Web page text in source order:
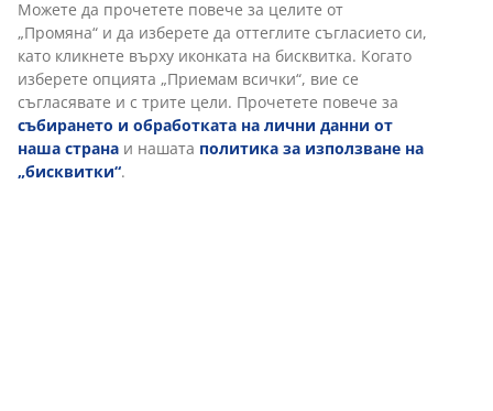
Отзиви
(84)
За марката
В JYSK използваме „бисквитки“ и мобилни идентификатори,
за да осигурим добро преживяване при посещение на
нашия уебсайт. „Бисквитките“ събират информация за вас,
за да осигурят функционалност, статистика и подходящ
маркетинг. Когато приемате маркетингови „бисквитки“, ще
споделяме вашите данни за сърфиране с маркетингови
партньори (напр. Google, Meta и TikTok) за
персонализирани и статични реклами. Можете да